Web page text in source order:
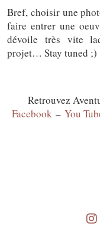
Bref, choisir une
faire entrer une
dévoile très vite
projet… Stay tuned ;)
Retrouvez
Facebook – You